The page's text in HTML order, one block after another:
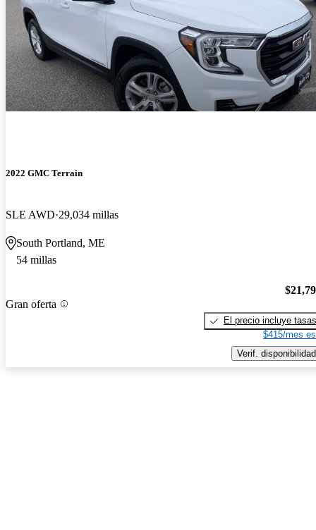
2022 GMC Terrain
SLE AWD 29,034 millas
South Portland, ME
54 millas
Gran oferta
El precio incluye tasas
$415/mes
Verif. disponibilidad